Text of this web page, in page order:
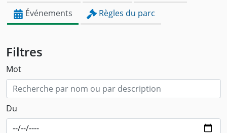
Événements Règles du parc
Filtres
Mot
Du